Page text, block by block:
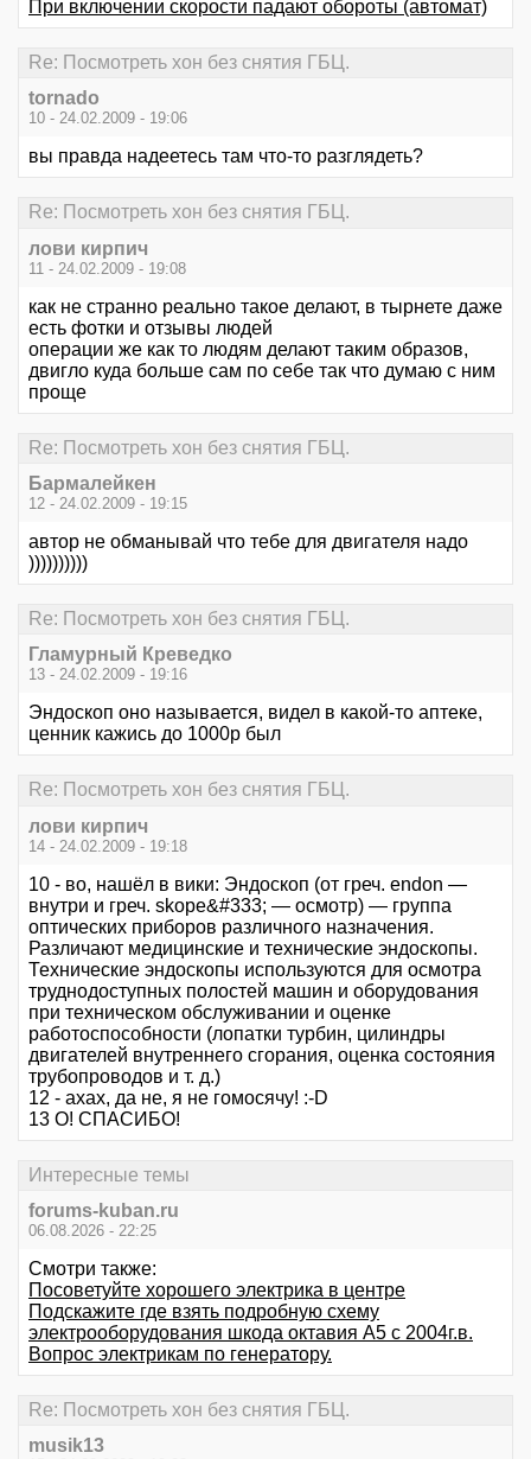
При включении скорости падают обороты (автомат)
Re: Посмотреть хон без снятия ГБЦ.
tornado
10 - 24.02.2009 - 19:06
вы правда надеетесь там что-то разглядеть?
Re: Посмотреть хон без снятия ГБЦ.
лови кирпич
11 - 24.02.2009 - 19:08
как не странно реально такое делают, в тырнете даже
есть фотки и отзывы людей
операции же как то людям делают таким образов,
двигло куда больше сам по себе так что думаю с ним
проще
Re: Посмотреть хон без снятия ГБЦ.
Бармалейкен
12 - 24.02.2009 - 19:15
автор не обманывай что тебе для двигателя надо
))))))))))
Re: Посмотреть хон без снятия ГБЦ.
Гламурный Креведко
13 - 24.02.2009 - 19:16
Эндоскоп оно называется, видел в какой-то аптеке,
ценник кажись до 1000р был
Re: Посмотреть хон без снятия ГБЦ.
лови кирпич
14 - 24.02.2009 - 19:18
10 - во, нашёл в вики: Эндоскоп (от греч. endon —
внутри и греч. skope&#333; — осмотр) — группа
оптических приборов различного назначения.
Различают медицинские и технические эндоскопы.
Технические эндоскопы используются для осмотра
труднодоступных полостей машин и оборудования
при техническом обслуживании и оценке
работоспособности (лопатки турбин, цилиндры
двигателей внутреннего сгорания, оценка состояния
трубопроводов и т. д.)
12 - ахах, да не, я не гомосячу! :-D
13 О! СПАСИБО!
Интересные темы
forums-kuban.ru
06.08.2026 - 22:25
Смотри также:
Посоветуйте хорошего электрика в центре
Подскажите где взять подробную схему
электрооборудования шкода октавия А5 с 2004г.в.
Вопрос электрикам по генератору.
Re: Посмотреть хон без снятия ГБЦ.
musik13